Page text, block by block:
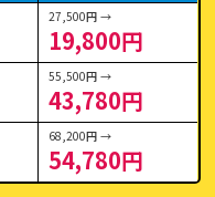
27,500円 →
19,800円
55,500円 →
43,780円
68,200円 →
54,780円